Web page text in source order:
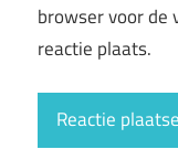
browser voor de
reactie plaats.